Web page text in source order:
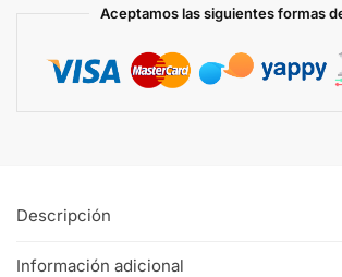
Aceptamos las siguientes formas
Descripción
Información adicional